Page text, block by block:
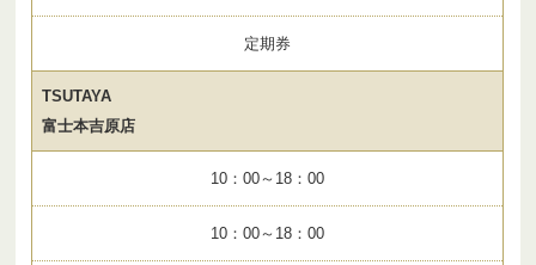
定期券
TSUTAYA
富士本吉原店
10：00～18：00
10：00～18：00